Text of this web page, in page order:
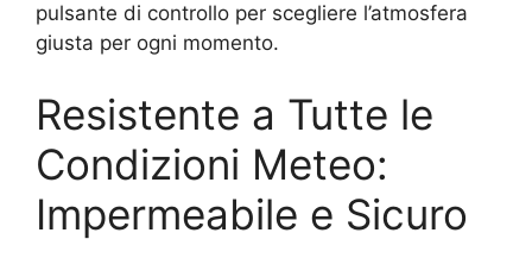
pulsante di controllo per scegliere l’atmosfera
giusta per ogni momento.
Resistente a Tutte le
Condizioni Meteo:
Impermeabile e Sicuro